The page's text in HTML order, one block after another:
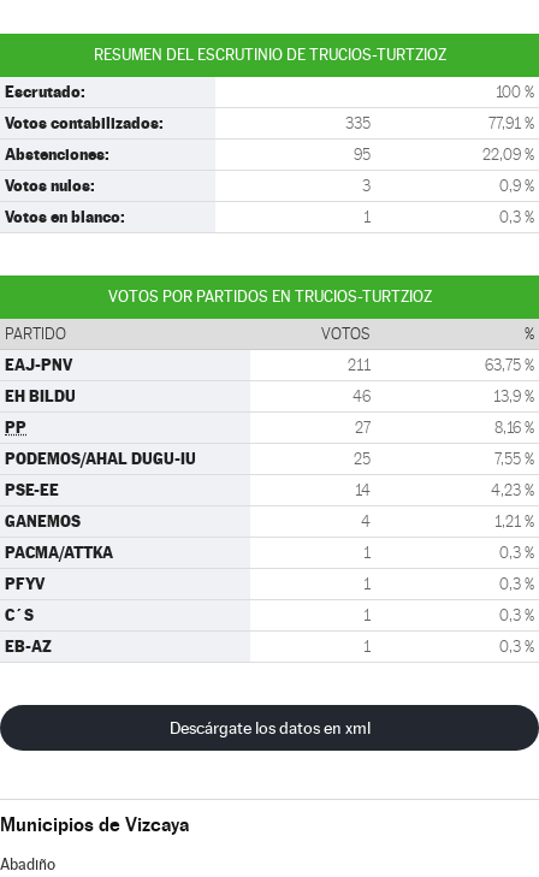
RESUMEN DEL ESCRUTINIO DE TRUCIOS-TURTZIOZ
Escrutado: 100 %
Votos contabilizados: 335 77,91 %
Abstenciones: 95 22,09 %
Votos nulos: 3 0,9 %
Votos en blanco: 1 0,3 %
VOTOS POR PARTIDOS EN TRUCIOS-TURTZIOZ
PARTIDO VOTOS %
EAJ-PNV 211 63,75 %
EH BILDU 46 13,9 %
PP 27 8,16 %
PODEMOS/AHAL DUGU-IU 25 7,55 %
PSE-EE 14 4,23 %
GANEMOS 4 1,21 %
PACMA/ATTKA 1 0,3 %
PFYV 1 0,3 %
C´S 1 0,3 %
EB-AZ 1 0,3 %
Descárgate los datos en xml
Municipios de Vizcaya
Abadiño